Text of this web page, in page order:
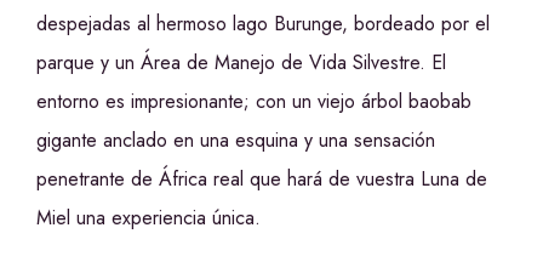
despejadas al hermoso lago Burunge, bordeado por el
parque y un Área de Manejo de Vida Silvestre. El
entorno es impresionante; con un viejo árbol baobab
gigante anclado en una esquina y una sensación
penetrante de África real que hará de vuestra Luna de
Miel una experiencia única.